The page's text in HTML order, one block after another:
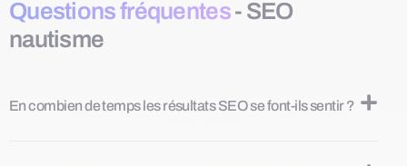
Questions fréquentes- SEO
nautisme
En combien de temps les résultats SEO se font-ils sentir ?